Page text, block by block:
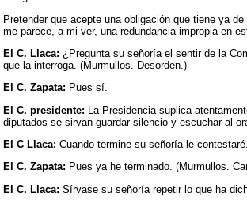
Pretender que acepte una obligación que tiene ya de
me parece, a mi ver, una redundancia impropia en
El C. Llaca: ¿Pregunta su señoría el sentir de la
que la interroga. (Murmullos. Desorden.)
El C. Zapata: Pues sí.
El C. presidente: La Presidencia suplica
diputados se sirvan guardar silencio y escuchar al
El C Llaca: Cuando termine su señoría le contestaré.
El C. Zapata: Pues ya he terminado. (Murmullos.
El C. Llaca: Sírvase su señoría repetir lo que ha